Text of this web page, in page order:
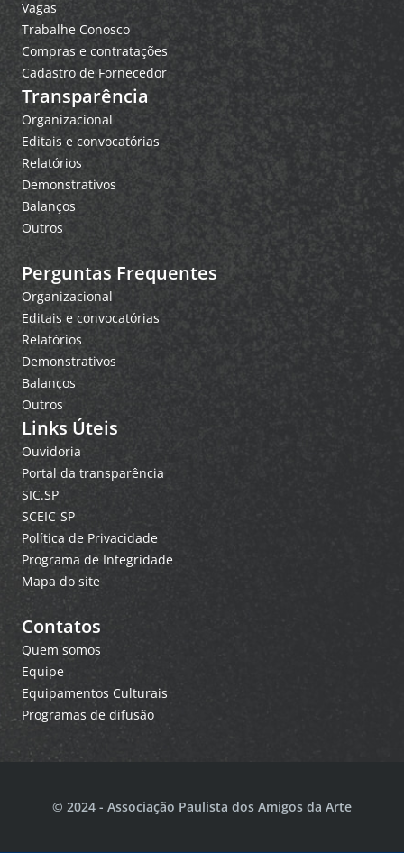
Vagas
Trabalhe Conosco
Compras e contratações
Cadastro de Fornecedor
Transparência
Organizacional
Editais e convocatórias
Relatórios
Demonstrativos
Balanços
Outros
Perguntas Frequentes
Organizacional
Editais e convocatórias
Relatórios
Demonstrativos
Balanços
Outros
Links Úteis
Ouvidoria
Portal da transparência
SIC.SP
SCEIC-SP
Política de Privacidade
Programa de Integridade
Mapa do site
Contatos
Quem somos
Equipe
Equipamentos Culturais
Programas de difusão
© 2024 - Associação Paulista dos Amigos da Arte